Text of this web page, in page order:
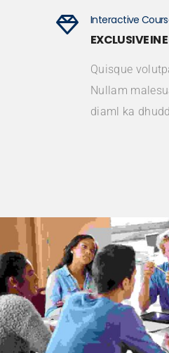
Interactive
EXCLUSIVE IN
Quisque
Nullam
diaml ka